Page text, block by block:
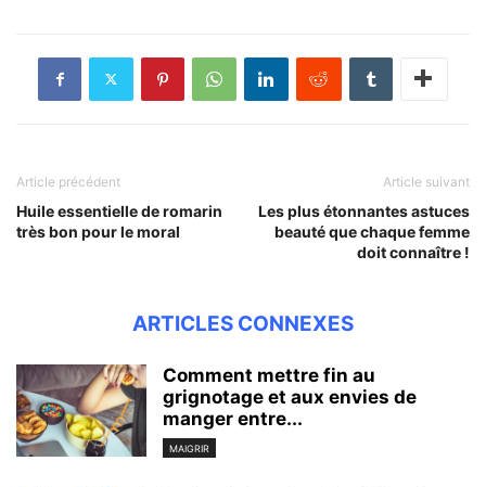
Article précédent
Huile essentielle de romarin
très bon pour le moral
Article suivant
Les plus étonnantes astuces
beauté que chaque femme
doit connaître !
ARTICLES CONNEXES
Comment mettre fin au
grignotage et aux envies de
manger entre...
MAIGRIR